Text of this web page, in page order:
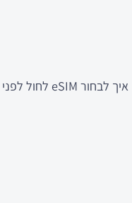
איך לבחור eSIM לחול לפני טיסה